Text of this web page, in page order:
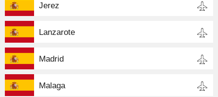
Jerez
Lanzarote
Madrid
Malaga